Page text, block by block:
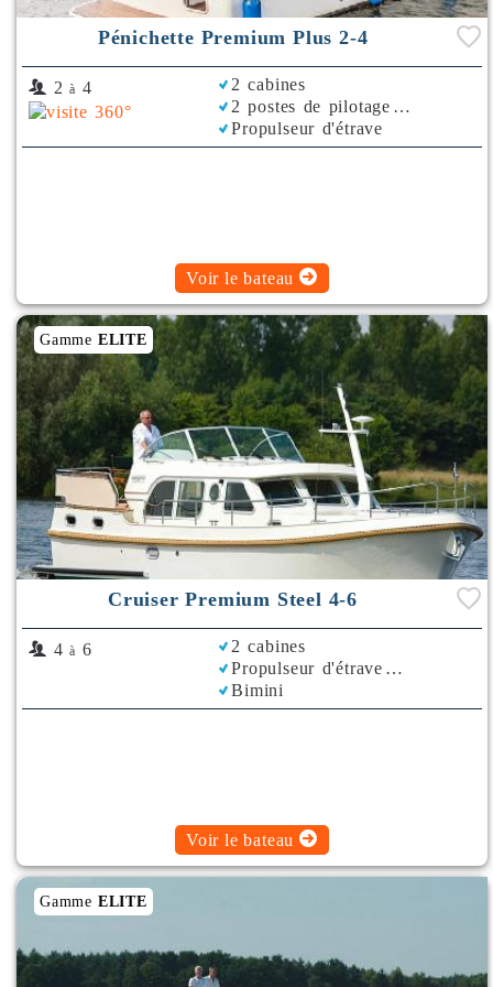
silures, truites...
Pénichette Premium Plus 2-4
2 à 4
2 cabines
2 postes de pilotage
Propulseur d'étrave
Voir le bateau
Gamme ELITE
Cruiser Premium Steel 4-6
4 à 6
2 cabines
Propulseur d'étrave
Bimini
Voir le bateau
Gamme ELITE